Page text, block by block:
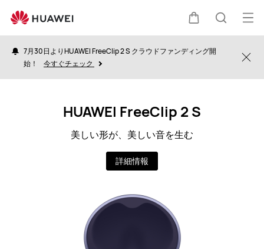
カ
ト
検
オ
プ
ン
7月30日よりHUAWEI FreeClip 2 S クラウドファンディング開
始！
今すぐチェック
HUAWEI FreeClip 2 S
美しい形が、美しい音を生む
詳細情報